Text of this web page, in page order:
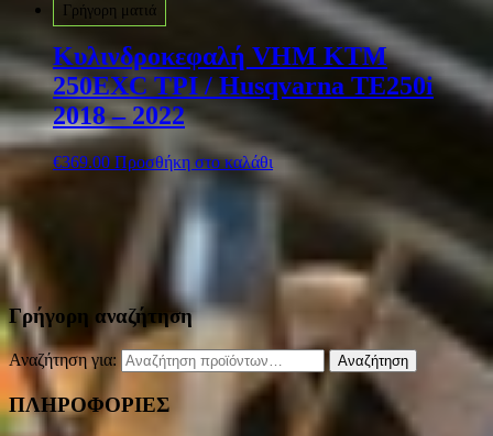
Γρήγορη ματιά
Κυλινδροκεφαλή VHM KTM
250EXC TPI / Husqvarna TE250i
2018 – 2022
€369.00 Προσθήκη στο καλάθι
Γρήγορη αναζήτηση
Αναζήτηση για: Αναζήτηση
ΠΛΗΡΟΦΟΡΙΕΣ